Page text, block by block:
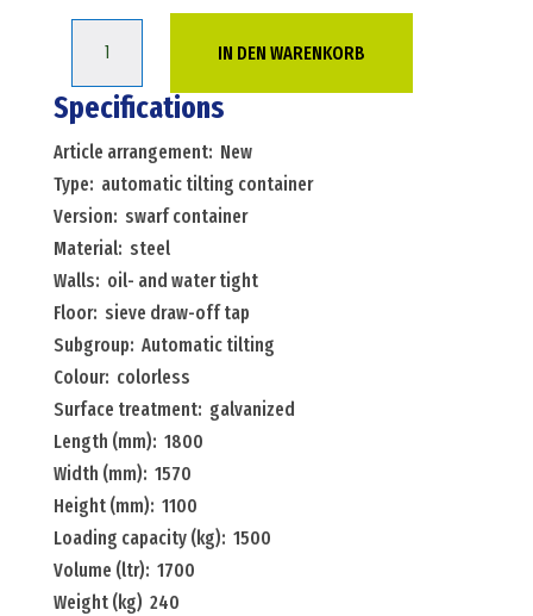
IN DEN WARENKORB
Specifications
Article arrangement: New
Type: automatic tilting container
Version: swarf container
Material: steel
Walls: oil- and water tight
Floor: sieve draw-off tap
Subgroup: Automatic tilting
Colour: colorless
Surface treatment: galvanized
Length (mm): 1800
Width (mm): 1570
Height (mm): 1100
Loading capacity (kg): 1500
Volume (ltr): 1700
Weight (kg) 240